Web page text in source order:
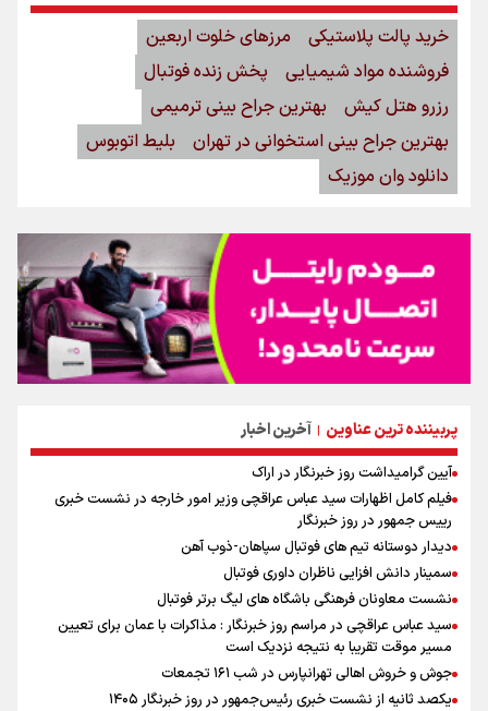
پربیننده ترین عناوین | آخرین اخبار
آیین گرامیداشت روز خبرنگار در اراک
فیلم کامل اظهارات سید عباس عراقچی وزیر امور خارجه در نشست خبری
رییس جمهور در روز خبرنگار
دیدار دوستانه تیم های فوتبال سپاهان-ذوب آهن
سمینار دانش افزایی ناظران داوری فوتبال
نشست معاونان فرهنگی باشگاه های لیگ برتر فوتبال
سید عباس عراقچی در مراسم روز خبرنگار : مذاکرات با عمان برای تعیین
مسیر موقت تقریبا به نتیجه نزدیک است
جوش و خروش اهالی تهرانپارس در شب ۱۶۱ تجمعات
یکصد ثانیه از نشست خبری رئیس‌جمهور در روز خبرنگار ۱۴۰۵
خرید پالت پلاستیکی
مرزهای خلوت اربعین
فروشنده مواد شیمیایی
پخش زنده فوتبال
رزرو هتل کیش
بهترین جراح بینی ترمیمی
بهترین جراح بینی استخوانی در تهران
بلیط اتوبوس
دانلود وان موزیک